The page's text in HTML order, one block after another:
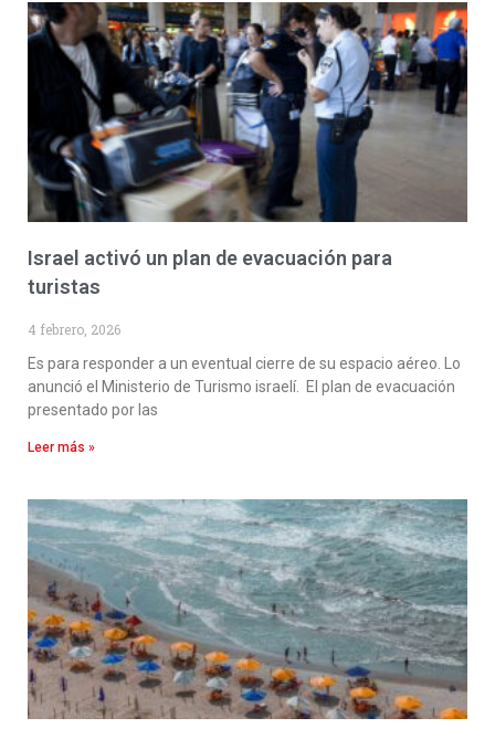
Israel activó un plan de evacuación para
turistas
4 febrero, 2026
Es para responder a un eventual cierre de su espacio aéreo. Lo
anunció el Ministerio de Turismo israelí. El plan de evacuación
presentado por las
Leer más »